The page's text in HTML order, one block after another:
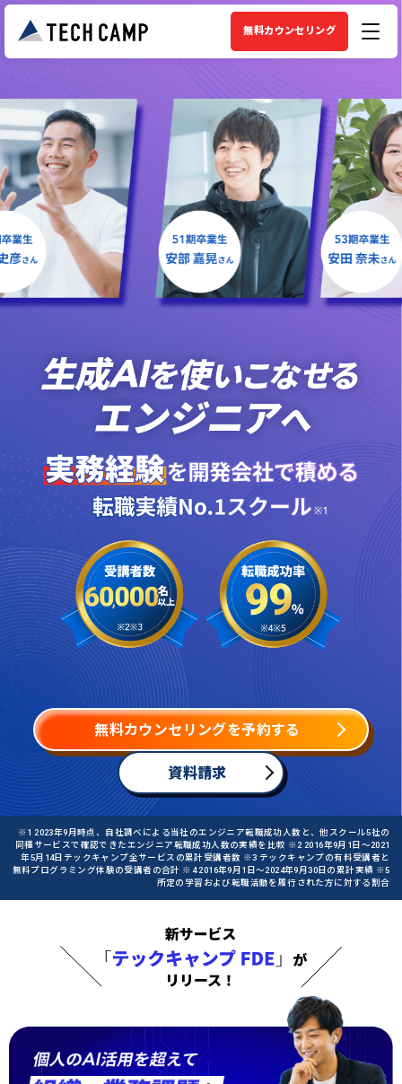
無料カウンセリング
無料カウンセリングを予約する
資料請求
※1 2023年9月時点、自社調べによる当社のエンジニア転職成功人数と、他スクール5社の
同種サービスで確認できたエンジニア転職成功人数の実績を比較 ※2 2016年9月1日〜2021
年5月14日テックキャンプ全サービスの累計受講者数 ※3 テックキャンプの有料受講者と
無料プログラミング体験の受講者の合計 ※4 2016年9月1日〜2024年9月30日の累計実績 ※5
所定の学習および転職活動を履行された方に対する割合